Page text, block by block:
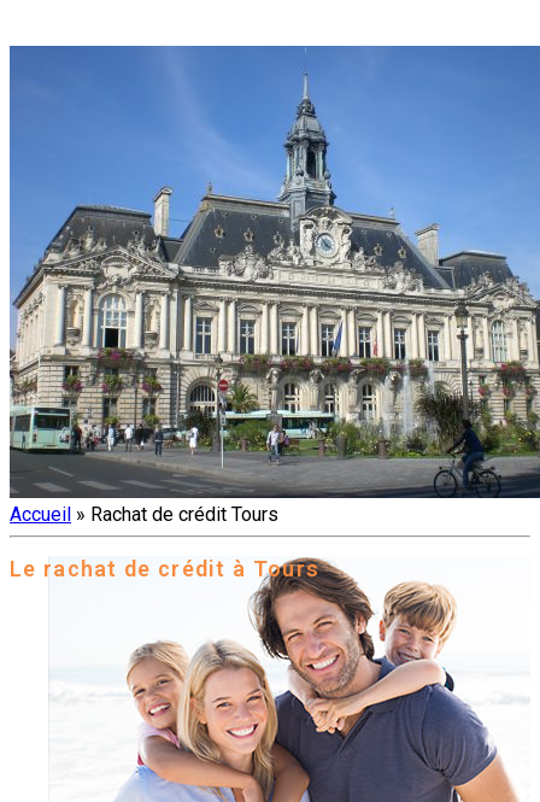
Accueil » Rachat de crédit Tours
Le rachat de crédit à Tours